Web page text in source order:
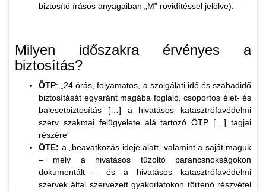
biztosító írásos anyagaiban „M” rövidítéssel jelölve).
Milyen időszakra érvényes a
biztosítás?
ÖTP: „24 órás, folyamatos, a szolgálati idő és szabadidő
biztosítását egyaránt magába foglaló, csoportos élet- és
balesetbiztosítás […] a hivatásos katasztrófavédelmi
szerv szakmai felügyelete alá tartozó ÖTP […] tagjai
részére”
ÖTE: a „beavatkozás ideje alatt, valamint a saját maguk
– mely a hivatásos tűzoltó parancsnokságokon
dokumentált – és a hivatásos katasztrófavédelmi
szervek által szervezett gyakorlatokon történő részvétel